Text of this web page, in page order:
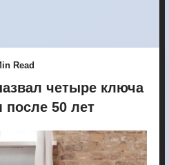
Read
четыре ключа
50 лет